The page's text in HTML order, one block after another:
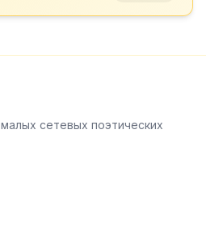
сетевых поэтических